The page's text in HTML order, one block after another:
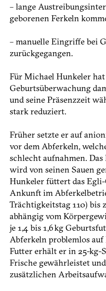
– lange
geborenen Ferkeln
– manuelle Eingriffe bei
zurück­gegangen.
Für Michael Hunkeler
Geburtsüberwachung
und seine Präsenzzeit
stark reduziert.
Früher setzte er auf
vor dem Abferkeln,
schlecht aufnahmen.
wird von seinen Sauen
Hunkeler füttert das
Ankunft im
Trächtigkeitstag 110) bis
abhängig vom
je 1,4 bis 1,6 kg
Abferkeln problemlos
Futter erhält er in 25-kg-
Frische gewährleistet
zusätzlichen